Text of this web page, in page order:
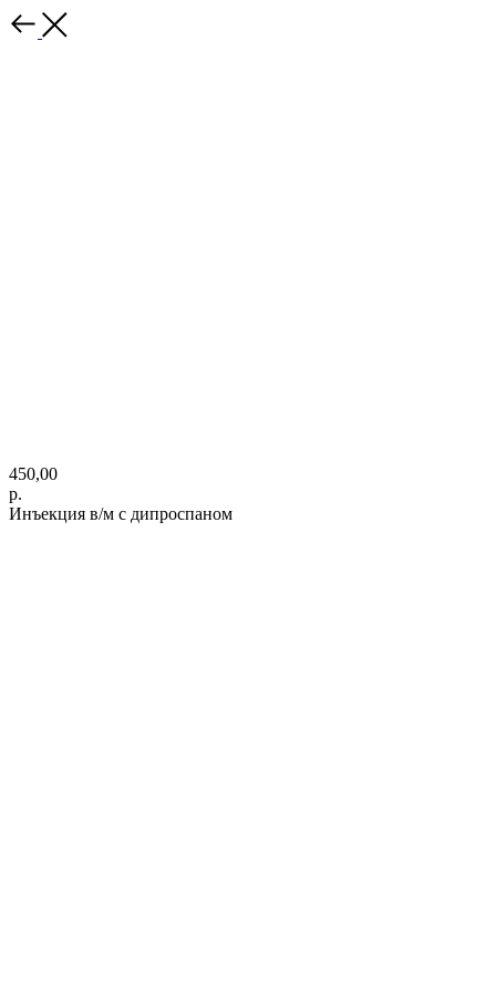
450,00
р.
Инъекция в/м с дипроспаном